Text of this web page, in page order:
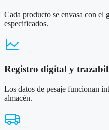
Cada producto se envasa con el
especificados.
Registro digital y
Los datos de pesaje funcionan
almacén.